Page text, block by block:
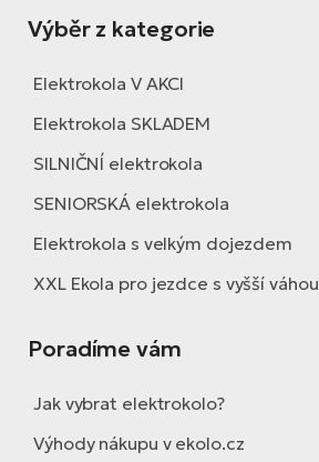
Výběr z kategorie
Elektrokola V AKCI
Elektrokola SKLADEM
SILNIČNÍ elektrokola
SENIORSKÁ elektrokola
Elektrokola s velkým dojezdem
XXL Ekola pro jezdce s vyšší váhou
Poradíme vám
Jak vybrat elektrokolo?
Výhody nákupu v ekolo.cz